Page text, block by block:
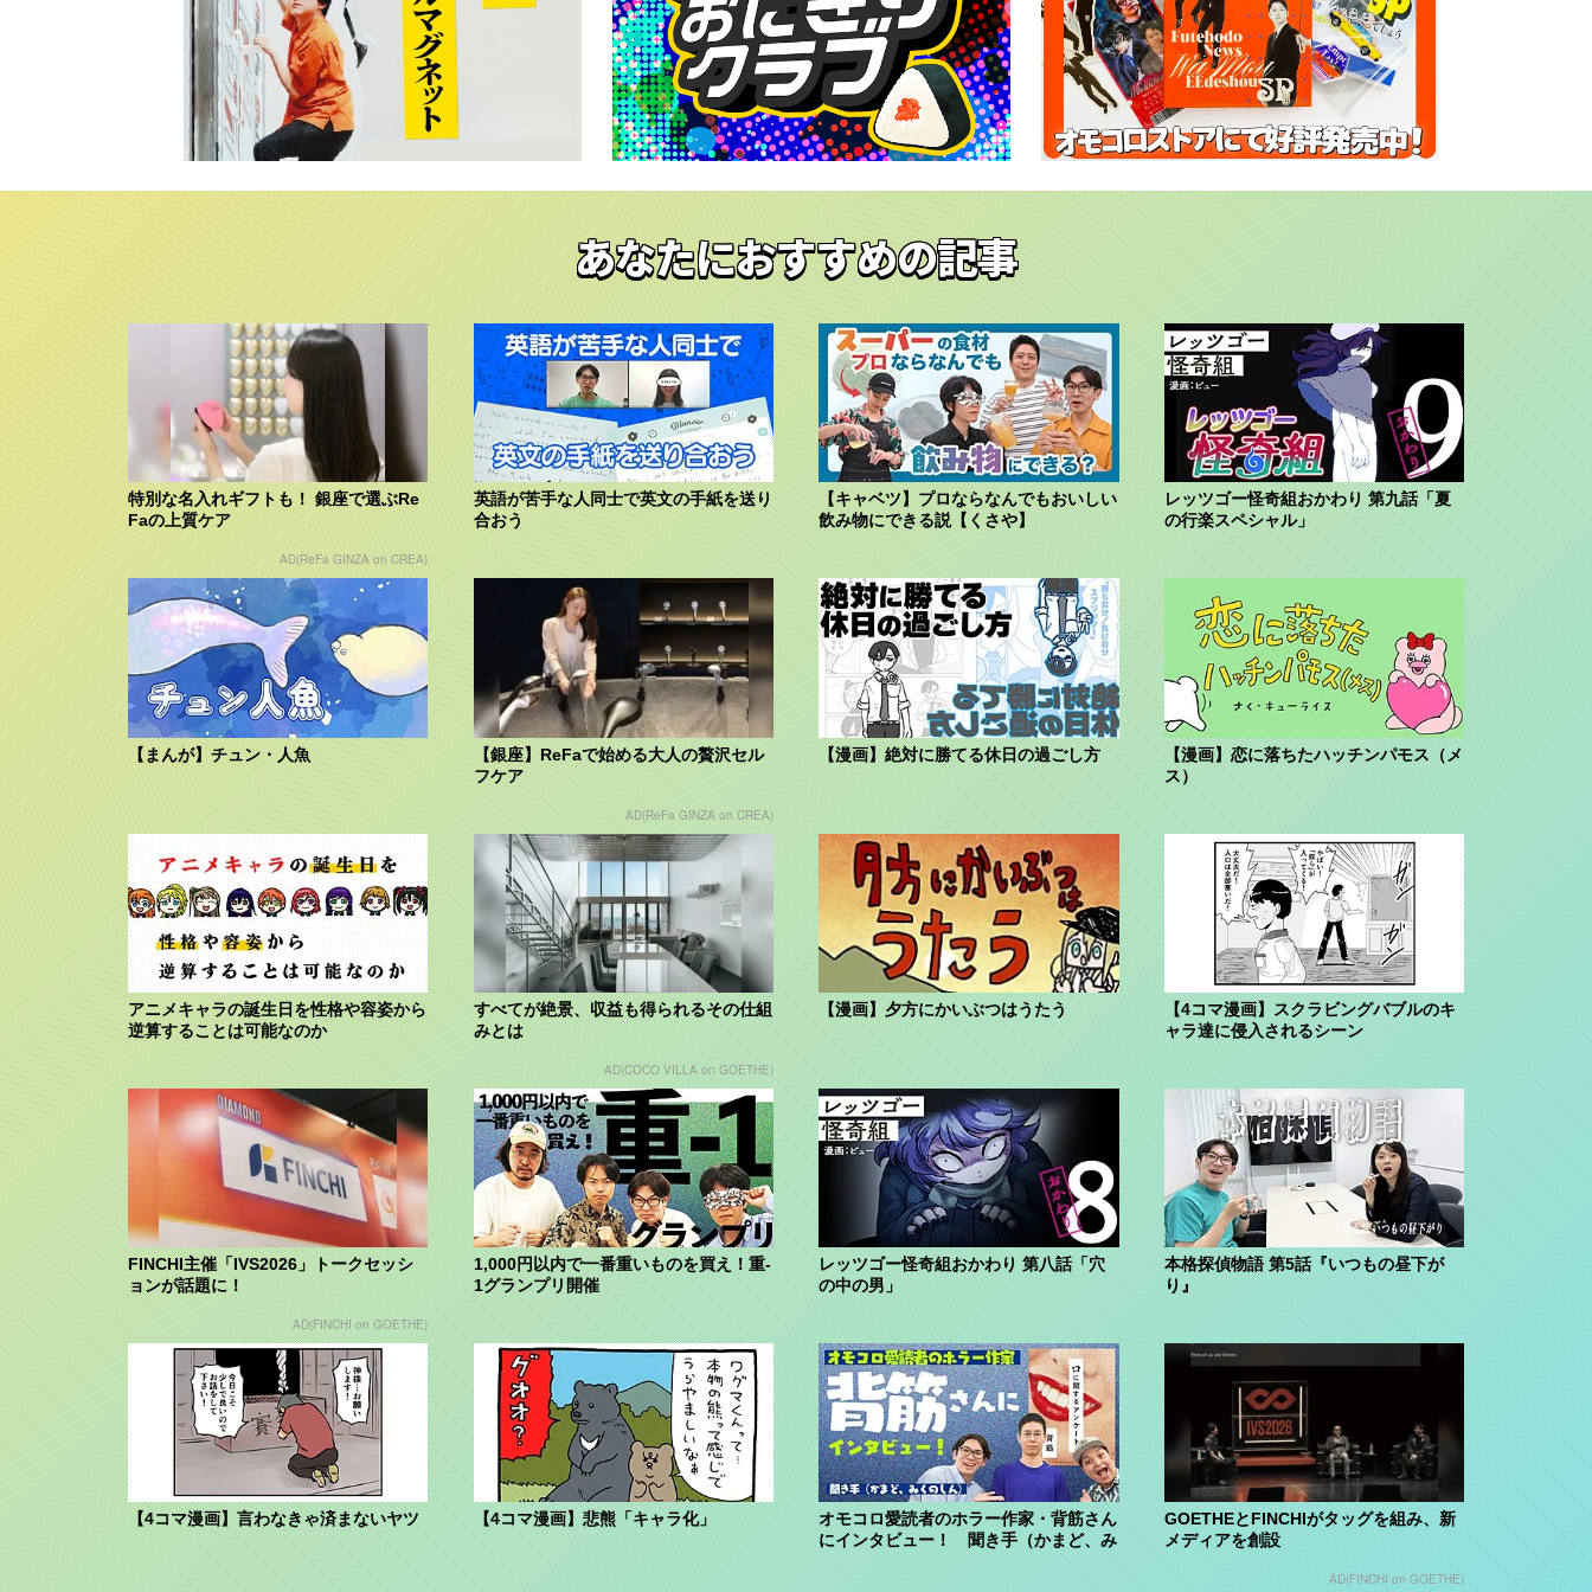
あなたにおすすめの記事
特別な名入れギフトも！ 銀座で選ぶRe
Faの上質ケア
AD(ReFa GINZA on CREA)
英語が苦手な人同士で英文の手紙を送り
合おう
【キャベツ】プロならなんでもおいしい
飲み物にできる説【くさや】
レッツゴー怪奇組おかわり 第九話「夏
の行楽スペシャル」
【まんが】チュン・人魚
【銀座】ReFaで始める大人の贅沢セル
フケア
AD(ReFa GINZA on CREA)
【漫画】絶対に勝てる休日の過ごし方
【漫画】恋に落ちたハッチンパモス（メ
ス）
アニメキャラの誕生日を性格や容姿から
逆算することは可能なのか
すべてが絶景、収益も得られるその仕組
みとは
AD(COCO VILLA on GOETHE)
【漫画】夕方にかいぶつはうたう
【4コマ漫画】スクラビングバブルのキ
ャラ達に侵入されるシーン
FINCHI主催「IVS2026」トークセッシ
ョンが話題に！
AD(FINCHI on GOETHE)
1,000円以内で一番重いものを買え！重-
1グランプリ開催
レッツゴー怪奇組おかわり 第八話「穴
の中の男」
本格探偵物語 第5話『いつもの昼下が
り』
【4コマ漫画】言わなきゃ済まないヤツ 【4コマ漫画】悲熊「キャラ化」
オモコロ愛読者のホラー作家・背筋さん
にインタビュー！ 聞き手（かまど、み
くのしん...
GOETHEとFINCHIがタッグを組み、新
メディアを創設
AD(FINCHI on GOETHE)